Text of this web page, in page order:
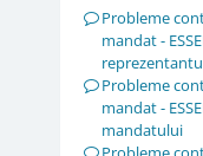
Probleme
mandat -
Probleme
mandat -
mandatului